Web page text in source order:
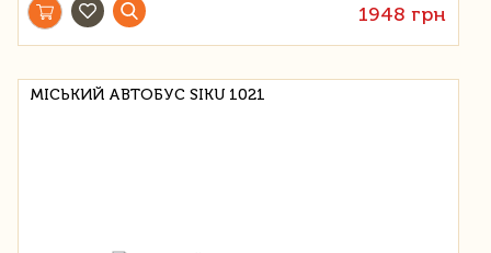
1948 грн
МІСЬКИЙ АВТОБУС SIKU 1021